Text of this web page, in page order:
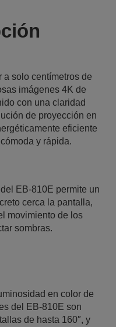
a solo centímetros de
imágenes 4K de
con una claridad
de proyección en
eficiente
y rápida.
EB-810E permite un
cerca la pantalla,
movimiento de los
sombras.
en color de
del EB-810E son
de hasta 160″, y